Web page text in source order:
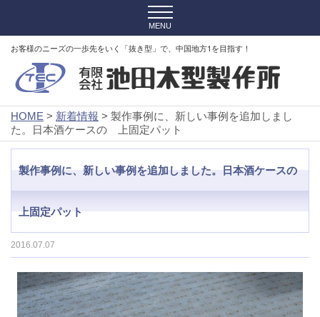
お客様のニーズの一歩先をいく「抜き型」で、中国地方1を目指す！
HOME > 新着情報 > 製作事例に、新しい事例を追加しまし
た。日本酒ケースの 上固定パット
製作事例に、新しい事例を追加しました。日本酒ケースの
上固定パット
2016.07.07